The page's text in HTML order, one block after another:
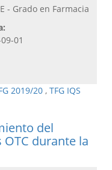
- Grado en Farmacia
01
2019/20 , TFG IQS
del
durante la